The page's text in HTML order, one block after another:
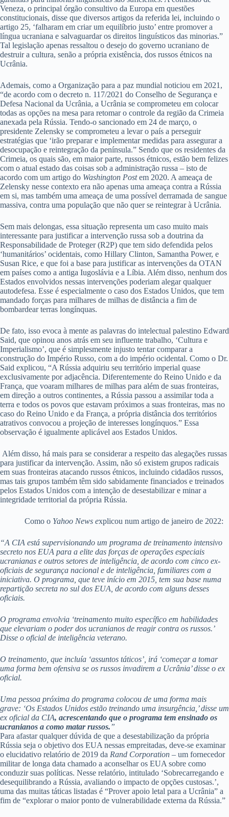
Veneza, o principal órgão consultivo da Europa em questões
constitucionais, disse que diversos artigos da referida lei, incluindo o
artigo 25, ‘falharam em criar um equilíbrio justo’ entre promover a
língua ucraniana e salvaguardar os direitos linguísticos das minorias.”
Tal legislação apenas ressaltou o desejo do governo ucraniano de
destruir a cultura, senão a própria existência, dos russos étnicos na
Ucrânia.
Ademais, como a Organização para a paz mundial noticiou em 2021,
“de acordo com o decreto n. 117/2021 do Conselho de Segurança e
Defesa Nacional da Ucrânia, a Ucrânia se comprometeu em colocar
todas as opções na mesa para retomar o controle da região da Crimeia
anexada pela Rússia. Tendo-o sancionado em 24 de março, o
presidente Zelensky se comprometeu a levar o país a perseguir
estratégias que ‘irão preparar e implementar medidas para assegurar a
desocupação e reintegração da península.” Sendo que os residentes da
Crimeia, os quais são, em maior parte, russos étnicos, estão bem felizes
com o atual estado das coisas sob a administração russa – isto de
acordo com um artigo do Washington Postem 2020. A ameaça de
Zelensky nesse contexto era não apenas uma ameaça contra a Rússia
em si, mas também uma ameaça de uma possível derramada de sangue
massiva, contra uma população que não quer se reintegrar à Ucrânia.
Sem mais delongas, essa situação representa um caso muito mais
interessante para justificar a intervenção russa sob a doutrina da
Responsabilidade de Proteger (R2P) que tem sido defendida pelos
‘humanitários’ ocidentais, como Hillary Clinton, Samantha Power, e
Susan Rice, e que foi a base para justificar as intervenções da OTAN
em países como a antiga Iugoslávia e a Líbia. Além disso, nenhum dos
Estados envolvidos nessas intervenções poderiam alegar qualquer
autodefesa. Esse é especialmente o caso dos Estados Unidos, que tem
mandado forças para milhares de milhas de distância a fim de
bombardear terras longínquas.
De fato, isso evoca à mente as palavras do intelectual palestino Edward
Said, que opinou anos atrás em seu influente trabalho, ‘Cultura e
Imperialismo’, que é simplesmente injusto tentar comparar a
construção do Império Russo, com a do império ocidental. Como o Dr.
Said explicou, “A Rússia adquiriu seu território imperial quase
exclusivamente por adjacência. Diferentemente do Reino Unido e da
França, que voaram milhares de milhas para além de suas fronteiras,
em direção a outros continentes, a Rússia passou a assimilar toda a
terra e todos os povos que estavam próximos a suas fronteiras, mas no
caso do Reino Unido e da França, a própria distância dos territórios
atrativos convocou a projeção de interesses longínquos.” Essa
observação é igualmente aplicável aos Estados Unidos.
Além disso, há mais para se considerar a respeito das alegações russas
para justificar da intervenção. Assim, não só existem grupos radicais
em suas fronteiras atacando russos étnicos, incluindo cidadãos russos,
mas tais grupos também têm sido sabidamente financiados e treinados
pelos Estados Unidos com a intenção de desestabilizar e minar a
integridade territorial da própria Rússia.
Como o Yahoo News explicou num artigo de janeiro de 2022:
“A CIA está supervisionando um programa de treinamento intensivo
secreto nos EUA para a elite das forças de operações especiais
ucranianas e outros setores de inteligência, de acordo com cinco ex-
oficiais de segurança nacional e de inteligência, familiares com a
iniciativa. O programa, que teve início em 2015, tem sua base numa
repartição secreta no sul dos EUA, de acordo com alguns desses
oficiais.
O programa envolvia ‘treinamento muito específico em habilidades
que elevariam o poder dos ucranianos de reagir contra os russos.’
Disse o oficial de inteligência veterano.
O treinamento, que incluía ‘assuntos táticos’, irá ‘começar a tomar
uma forma bem ofensiva se os russos invadirem a Ucrânia’ disse o ex
oficial.
Uma pessoa próxima do programa colocou de uma forma mais
grave: ‘Os Estados Unidos estão treinando uma insurgência,’ disse um
ex oficial da CIA, acrescentando que o programa tem ensinado os
ucranianos a como matar russos.”
Para afastar qualquer dúvida de que a desestabilização da própria
Rússia seja o objetivo dos EUA nessas empreitadas, deve-se examinar
o elucidativo relatório de 2019 da Rand Corporation – um fornecedor
militar de longa data chamado a aconselhar os EUA sobre como
conduzir suas políticas. Nesse relatório, intitulado ‘Sobrecarregando e
desequilibrando a Rússia, avaliando o impacto de opções custosas.’,
uma das muitas táticas listadas é “Prover apoio letal para a Ucrânia” a
fim de “explorar o maior ponto de vulnerabilidade externa da Rússia.”